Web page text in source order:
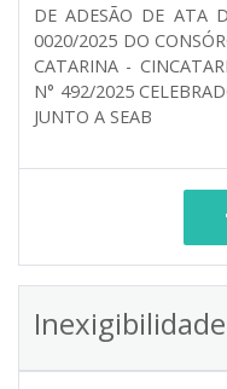
DE ADESÃO DE ATA
0020/2025 DO
CATARINA -
N° 492/2025
JUNTO A SEAB